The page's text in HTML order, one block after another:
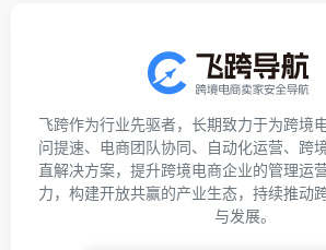
飞跨作为行业先驱者，长期致力于为跨境
问提速、电商团队协同、自动化运营、跨
直解决方案，提升跨境电商企业的管理运
力，构建开放共赢的产业生态，持续推动
与发展。